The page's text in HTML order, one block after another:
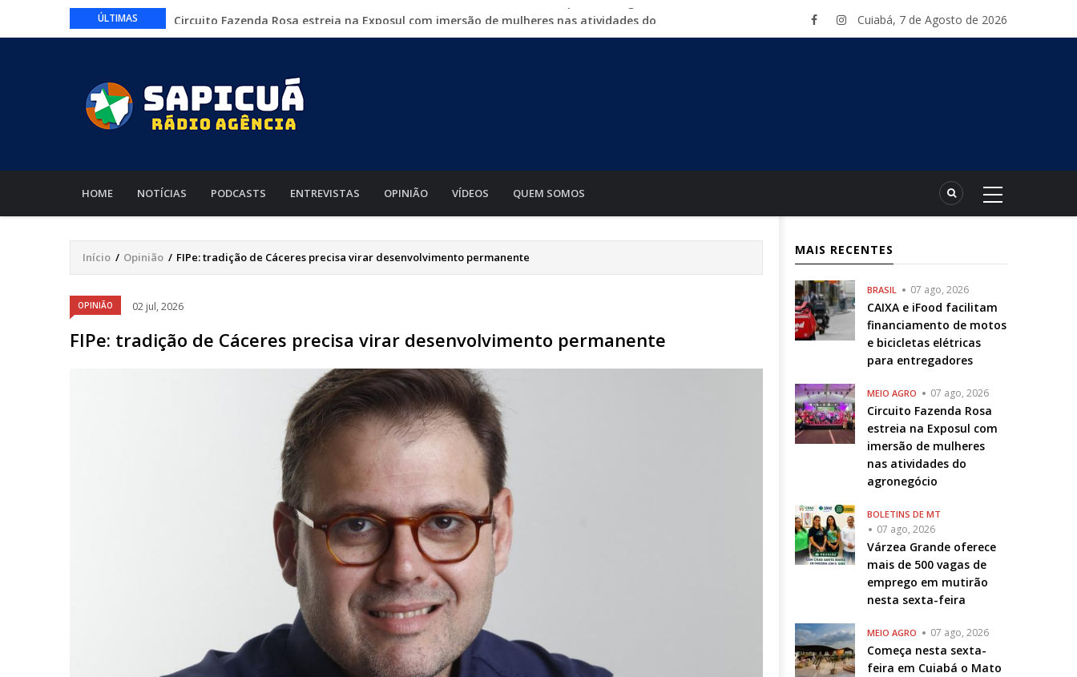
ÚLTIMAS
Circuito Fazenda Rosa estreia na Exposul com imersão de mulheres nas atividades do
agronegócio
nacionais
Lei torna mais rígidas punições para crimes digitais contra menores
CAIXA e iFood facilitam financiamento de motos e bicicletas elétricas para entregadores
Cuiabá, 7 de Agosto de 2026
MAIN
NAVIGATION
HOME NOTÍCIAS PODCASTS ENTREVISTAS OPINIÃO VÍDEOS QUEM SOMOS
Trilha
de
navegação
Início / Opinião / FIPe: tradição de Cáceres precisa virar desenvolvimento permanente
OPINIÃO 02 jul, 2026
FIPe: tradição de Cáceres precisa virar desenvolvimento permanente
MAIS RECENTES
BRASIL 07 ago, 2026
CAIXA e iFood facilitam
financiamento de motos
e bicicletas elétricas
para entregadores
MEIO AGRO 07 ago, 2026
Circuito Fazenda Rosa
estreia na Exposul com
imersão de mulheres
nas atividades do
agronegócio
BOLETINS DE MT
07 ago, 2026
Várzea Grande oferece
mais de 500 vagas de
emprego em mutirão
nesta sexta-feira
MEIO AGRO 07 ago, 2026
Começa nesta sexta-
feira em Cuiabá o Mato